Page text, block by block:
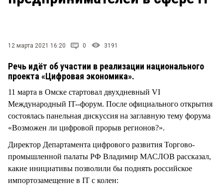
Архив
12 марта 2021 16:20 0 3191
Речь идёт об участии в реализации национального
проекта «Цифровая экономика».
11 марта в Омске стартовал двухдневный VI
Международный IT--форум. После официального открытия
состоялась панельная дискуссия на заглавную тему форума
«Возможен ли цифровой прорыв регионов?».
Директор Департамента цифрового развития Торгово-
промышленной палаты РФ Владимир МАСЛОВ рассказал,
какие инициативы позволили бы поднять российское
импортозамещение в IT с колен: